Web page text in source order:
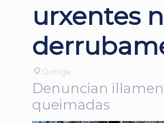
urxentes
Quiroga
Denuncian
queimadas